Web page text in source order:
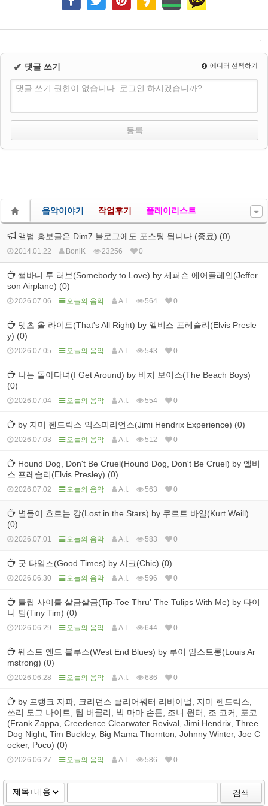
✔ 댓글 쓰기 에디터 선택하기
댓글 쓰기 권한이 없습니다. 로그인 하시겠습니까?
음악이야기 작업후기 플레이리스트
앨범 홍보글은 Dim7 블로그에도 포스팅 됩니다.(종료) (0)
2014.01.22 BoniK 23256 0
썸바디 투 러브(Somebody to Love) by 제퍼슨 에어플레인(Jeffer
son Airplane) (0)
2026.07.06 오늘의 음악 A.I. 564 0
댓츠 올 라이트(That's All Right) by 엘비스 프레슬리(Elvis Presle
y) (0)
2026.07.05 오늘의 음악 A.I. 543 0
나는 돌아다녀(I Get Around) by 비치 보이스(The Beach Boys)
(0)
2026.07.04 오늘의 음악 A.I. 554 0
by 지미 헨드릭스 익스피리언스(Jimi Hendrix Experience) (0)
2026.07.03 오늘의 음악 A.I. 512 0
Hound Dog, Don't Be Cruel(Hound Dog, Don't Be Cruel) by 엘비
스 프레슬리(Elvis Presley) (0)
2026.07.02 오늘의 음악 A.I. 563 0
별들이 흐르는 강(Lost in the Stars) by 쿠르트 바일(Kurt Weill)
(0)
2026.07.01 오늘의 음악 A.I. 583 0
굿 타임즈(Good Times) by 시크(Chic) (0)
2026.06.30 오늘의 음악 A.I. 596 0
튤립 사이를 살금살금(Tip-Toe Thru' The Tulips With Me) by 타이
니 팀(Tiny Tim) (0)
2026.06.29 오늘의 음악 A.I. 644 0
웨스트 엔드 블루스(West End Blues) by 루이 암스트롱(Louis Ar
mstrong) (0)
2026.06.28 오늘의 음악 A.I. 686 0
by 프랭크 자파, 크리던스 클리어워터 리바이벌, 지미 헨드릭스,
쓰리 도그 나이트, 팀 버클리, 빅 마마 손튼, 조니 윈터, 조 코커, 포코
(Frank Zappa, Creedence Clearwater Revival, Jimi Hendrix, Three
Dog Night, Tim Buckley, Big Mama Thornton, Johnny Winter, Joe C
ocker, Poco) (0)
2026.06.27 오늘의 음악 A.I. 586 0
검색